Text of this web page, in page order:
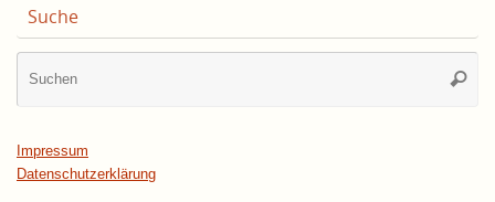
Suche
Impressum
Datenschutzerklärung